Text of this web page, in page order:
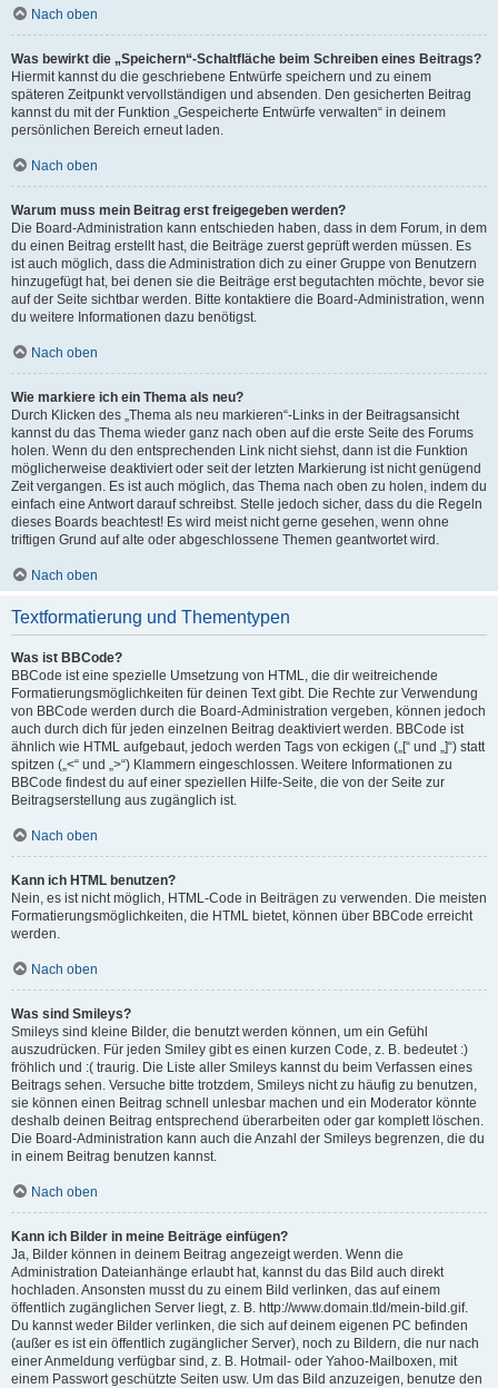
Nach oben
Was bewirkt die „Speichern“-Schaltfläche beim Schreiben eines Beitrags?
Hiermit kannst du die geschriebene Entwürfe speichern und zu einem
späteren Zeitpunkt vervollständigen und absenden. Den gesicherten Beitrag
kannst du mit der Funktion „Gespeicherte Entwürfe verwalten“ in deinem
persönlichen Bereich erneut laden.
Nach oben
Warum muss mein Beitrag erst freigegeben werden?
Die Board-Administration kann entschieden haben, dass in dem Forum, in dem
du einen Beitrag erstellt hast, die Beiträge zuerst geprüft werden müssen. Es
ist auch möglich, dass die Administration dich zu einer Gruppe von Benutzern
hinzugefügt hat, bei denen sie die Beiträge erst begutachten möchte, bevor sie
auf der Seite sichtbar werden. Bitte kontaktiere die Board-Administration, wenn
du weitere Informationen dazu benötigst.
Nach oben
Wie markiere ich ein Thema als neu?
Durch Klicken des „Thema als neu markieren“-Links in der Beitragsansicht
kannst du das Thema wieder ganz nach oben auf die erste Seite des Forums
holen. Wenn du den entsprechenden Link nicht siehst, dann ist die Funktion
möglicherweise deaktiviert oder seit der letzten Markierung ist nicht genügend
Zeit vergangen. Es ist auch möglich, das Thema nach oben zu holen, indem du
einfach eine Antwort darauf schreibst. Stelle jedoch sicher, dass du die Regeln
dieses Boards beachtest! Es wird meist nicht gerne gesehen, wenn ohne
triftigen Grund auf alte oder abgeschlossene Themen geantwortet wird.
Nach oben
Textformatierung und Thementypen
Was ist BBCode?
BBCode ist eine spezielle Umsetzung von HTML, die dir weitreichende
Formatierungsmöglichkeiten für deinen Text gibt. Die Rechte zur Verwendung
von BBCode werden durch die Board-Administration vergeben, können jedoch
auch durch dich für jeden einzelnen Beitrag deaktiviert werden. BBCode ist
ähnlich wie HTML aufgebaut, jedoch werden Tags von eckigen („[“ und „]“) statt
spitzen („<“ und „>“) Klammern eingeschlossen. Weitere Informationen zu
BBCode findest du auf einer speziellen Hilfe-Seite, die von der Seite zur
Beitragserstellung aus zugänglich ist.
Nach oben
Kann ich HTML benutzen?
Nein, es ist nicht möglich, HTML-Code in Beiträgen zu verwenden. Die meisten
Formatierungsmöglichkeiten, die HTML bietet, können über BBCode erreicht
werden.
Nach oben
Was sind Smileys?
Smileys sind kleine Bilder, die benutzt werden können, um ein Gefühl
auszudrücken. Für jeden Smiley gibt es einen kurzen Code, z. B. bedeutet :)
fröhlich und :( traurig. Die Liste aller Smileys kannst du beim Verfassen eines
Beitrags sehen. Versuche bitte trotzdem, Smileys nicht zu häufig zu benutzen,
sie können einen Beitrag schnell unlesbar machen und ein Moderator könnte
deshalb deinen Beitrag entsprechend überarbeiten oder gar komplett löschen.
Die Board-Administration kann auch die Anzahl der Smileys begrenzen, die du
in einem Beitrag benutzen kannst.
Nach oben
Kann ich Bilder in meine Beiträge einfügen?
Ja, Bilder können in deinem Beitrag angezeigt werden. Wenn die
Administration Dateianhänge erlaubt hat, kannst du das Bild auch direkt
hochladen. Ansonsten musst du zu einem Bild verlinken, das auf einem
öffentlich zugänglichen Server liegt, z. B. http://www.domain.tld/mein-bild.gif.
Du kannst weder Bilder verlinken, die sich auf deinem eigenen PC befinden
(außer es ist ein öffentlich zugänglicher Server), noch zu Bildern, die nur nach
einer Anmeldung verfügbar sind, z. B. Hotmail- oder Yahoo-Mailboxen, mit
einem Passwort geschützte Seiten usw. Um das Bild anzuzeigen, benutze den